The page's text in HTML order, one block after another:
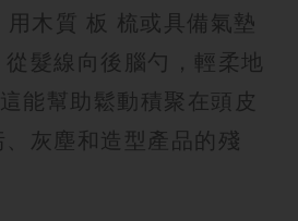
木質 板 梳或具備氣墊
髮線向後腦勺，輕柔地
能幫助鬆動積聚在頭皮
、灰塵和造型產品的殘